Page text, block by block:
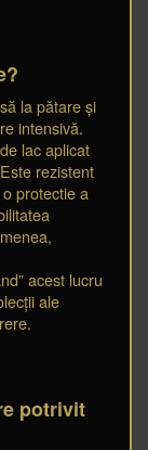
la pătare și
intensivă.
lac aplicat
rezistent
protectie a
acest lucru
ale
potrivit